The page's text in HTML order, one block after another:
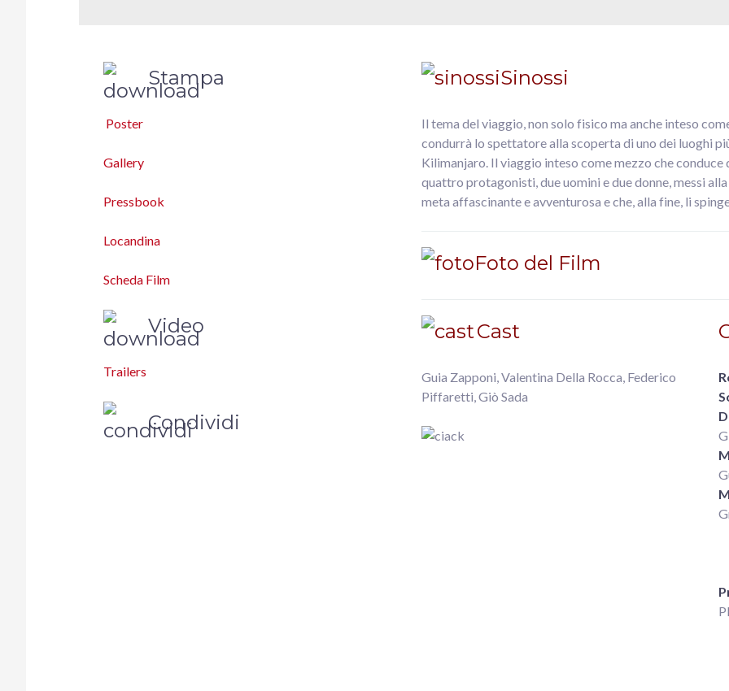
Stampa
Poster
Gallery
Pressbook
Locandina
Scheda Film
Video
Trailers
Condividi
Sinossi
Il tema del viaggio, non solo fisico ma anche inteso
condurrà lo spettatore alla scoperta di uno dei luoghi
Kilimanjaro. Il viaggio inteso come mezzo che conduce
quattro protagonisti, due uomini e due donne, messi
meta affascinante e avventurosa e che, alla fine, li
Foto del Film
Cast
Guia Zapponi, Valentina Della Rocca, Federico
Piffaretti, Giò Sada